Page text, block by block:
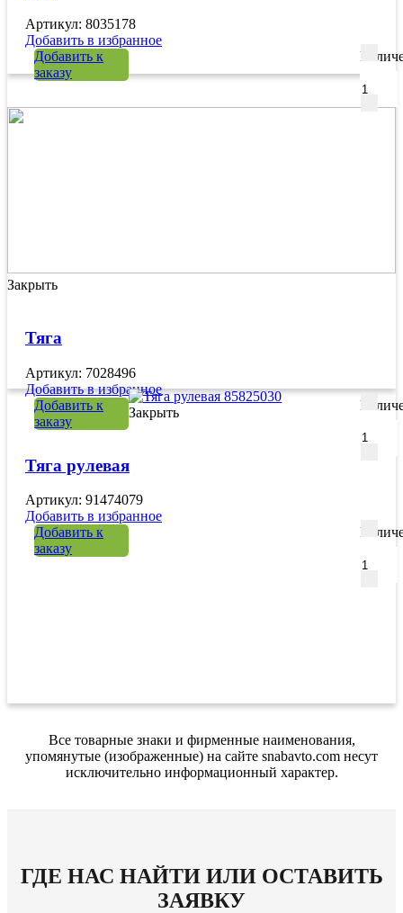
Артикул: 8035178
Добавить в избранное
Добавить к
заказу
Закрыть
Тяга
Артикул: 7028496
Добавить в избранное
Добавить к
заказу
Закрыть
Тяга рулевая
Артикул: 91474079
Добавить в избранное
Добавить к
заказу
Все товарные знаки и фирменные наименования,
упомянутые (изображенные) на сайте snabavto.com несут
исключительно информационный характер.
ГДЕ НАС НАЙТИ ИЛИ ОСТАВИТЬ
ЗАЯВКУ